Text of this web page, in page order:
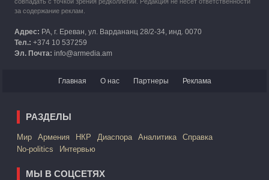
за содержание реклам.
Адрес: РА, г. Ереван, ул. Вардананц 28/2-34, инд. 0070
Тел.: +374 10 537259
Эл. Почта: info@armedia.am
Главная О нас Партнеры Реклама
РАЗДЕЛЫ
Mир Армения НКР Диаспора Аналитика
Справка
No-politics
Интервью
МЫ В СОЦСЕТЯХ